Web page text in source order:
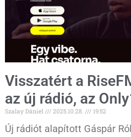
Visszatért a
az új rádió, az
Szalay Dániel 2025.10.28. 19:52
Új rádiót alapított Gáspár